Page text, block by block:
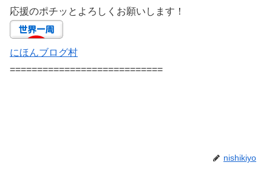
応援のポチッとよろしくお願いします！
にほんブログ村
============================
nishikiyo